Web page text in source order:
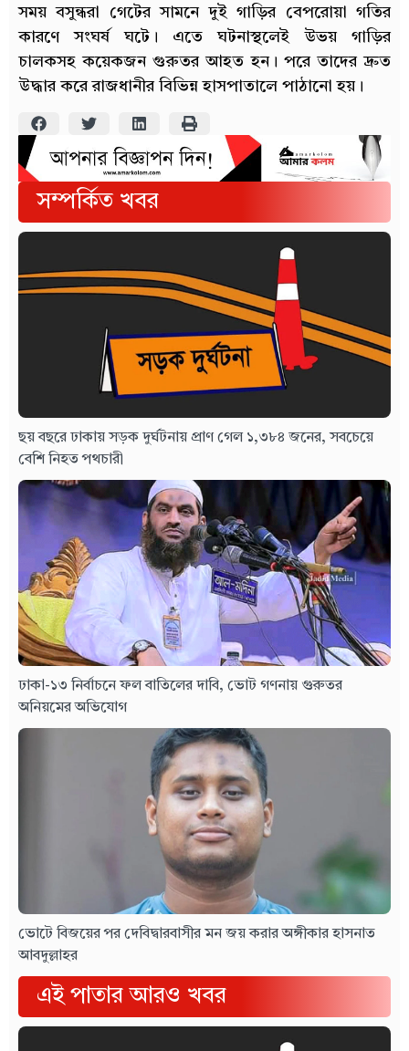
সময় বসুন্ধরা গেটের সামনে দুই গাড়ির বেপরোয়া গতির
কারণে সংঘর্ষ ঘটে। এতে ঘটনাস্থলেই উভয় গাড়ির
চালকসহ কয়েকজন গুরুতর আহত হন। পরে তাদের দ্রুত
উদ্ধার করে রাজধানীর বিভিন্ন হাসপাতালে পাঠানো হয়।
সম্পর্কিত খবর
ছয় বছরে ঢাকায় সড়ক দুর্ঘটনায় প্রাণ গেল ১,৩৮৪ জনের, সবচেয়ে
বেশি নিহত পথচারী
ঢাকা-১৩ নির্বাচনে ফল বাতিলের দাবি, ভোট গণনায় গুরুতর
অনিয়মের অভিযোগ
ভোটে বিজয়ের পর দেবিদ্বারবাসীর মন জয় করার অঙ্গীকার হাসনাত
আবদুল্লাহর
এই পাতার আরও খবর